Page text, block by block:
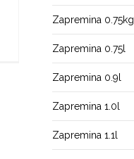
Zapremina 0.75kg
Zapremina 0.75l
Zapremina 0.9l
Zapremina 1.0l
Zapremina 1.1l